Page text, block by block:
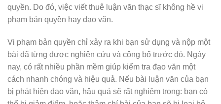
quyền. Do đó, việc viết thuê luận văn thạc sĩ không hề vi
phạm bản quyền hay đạo văn.
Vi phạm bản quyền chỉ xảy ra khi bạn sử dụng và nộp một
bài đã từng được nghiên cứu và công bố trước đó. Ngày
nay, có rất nhiều phần mềm giúp kiểm tra đạo văn một
cách nhanh chóng và hiệu quả. Nếu bài luận văn của bạn
bị phát hiện đạo văn, hậu quả sẽ rất nghiêm trọng: bạn có